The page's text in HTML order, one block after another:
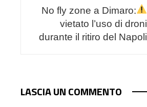
No fly zone a Dimaro:
vietato l’uso di droni
durante il ritiro del Napoli
LASCIA UN COMMENTO